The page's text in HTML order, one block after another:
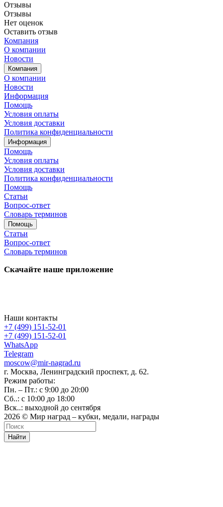
Отзывы
Отзывы
Нет оценок
Оставить отзыв
Компания
О компании
Новости
Компания
О компании
Новости
Информация
Помощь
Условия оплаты
Условия доставки
Политика конфиденциальности
Информация
Помощь
Условия оплаты
Условия доставки
Политика конфиденциальности
Помощь
Статьи
Вопрос-ответ
Словарь терминов
Помощь
Статьи
Вопрос-ответ
Словарь терминов
Скачайте наше приложение
Наши контакты
+7 (499) 151-52-01
+7 (499) 151-52-01
WhatsApp
Telegram
moscow@mir-nagrad.ru
г. Москва, Ленинградский проспект, д. 62.
Режим работы:
Пн. – Пт.: с 9:00 до 20:00
Сб..: с 10:00 до 18:00
Вск..: выходной до сентября
2026 © Мир наград – кубки, медали, награды
Найти